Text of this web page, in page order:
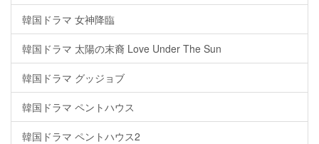
韓国ドラマ 女神降臨
韓国ドラマ 太陽の末裔 Love Under The Sun
韓国ドラマ グッジョブ
韓国ドラマ ペントハウス
韓国ドラマ ペントハウス2